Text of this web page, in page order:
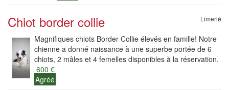
Chiot border collie Limerlé
Magnifiques chiots Border Collie élevés en famille! Notre
chienne a donné naissance à une superbe portée de 6
chiots, 2 mâles et 4 femelles disponibles à la réservation.
600 €
Agréé